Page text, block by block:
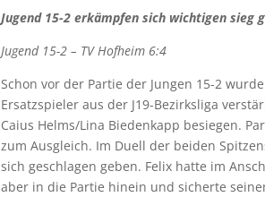
Jugend 15-2 erkämpfen sich wichtigen
Jugend 15-2 – TV Hofheim 6:4
Schon vor der Partie der Jungen 15-2
Ersatzspieler aus der J19-Bezirksliga
Caius Helms/Lina Biedenkapp besiegen.
zum Ausgleich. Im Duell der beiden
sich geschlagen geben. Felix hatte im
aber in die Partie hinein und sicherte